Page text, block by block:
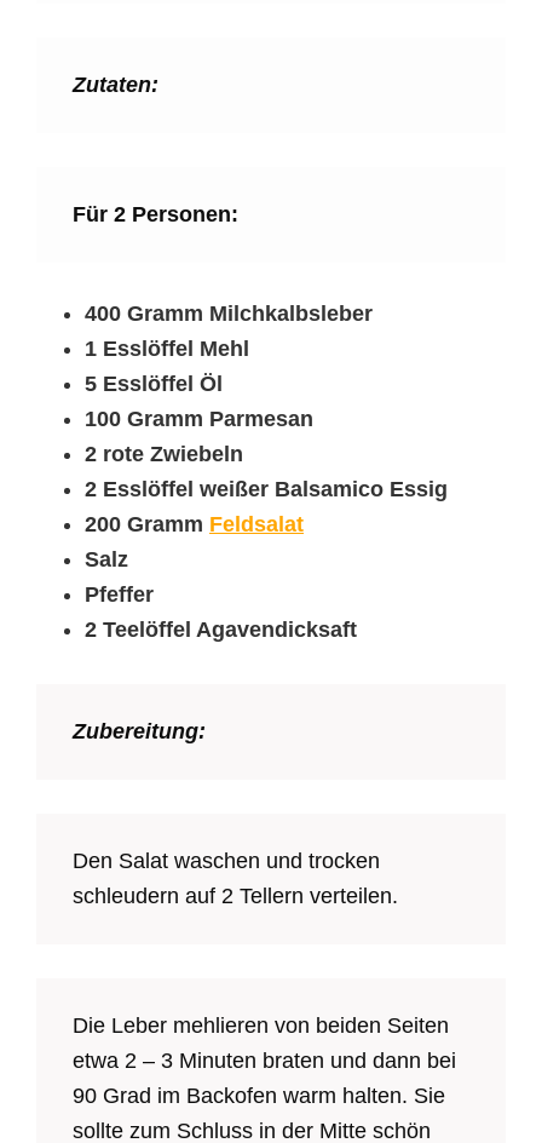
Zutaten:
Für 2 Personen:
400 Gramm Milchkalbsleber
1 Esslöffel Mehl
5 Esslöffel Öl
100 Gramm Parmesan
2 rote Zwiebeln
2 Esslöffel weißer Balsamico Essig
200 Gramm Feldsalat
Salz
Pfeffer
2 Teelöffel Agavendicksaft
Zubereitung:
Den Salat waschen und trocken
schleudern auf 2 Tellern verteilen.
Die Leber mehlieren von beiden Seiten
etwa 2 – 3 Minuten braten und dann bei
90 Grad im Backofen warm halten. Sie
sollte zum Schluss in der Mitte schön